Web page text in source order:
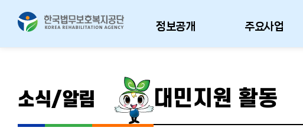
정보공개 주요사업
소식/알림 대민지원 활동